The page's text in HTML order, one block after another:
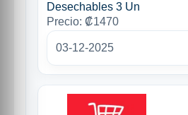
Desechables 3 Un
Precio: ₡1470
03-12-2025